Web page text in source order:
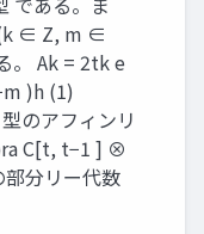
(k ∈ Z, m ∈
。 Ak = 2tk e
)h (1)
のアフィンリ
C[t, t−1 ] ⊗
分リー代数